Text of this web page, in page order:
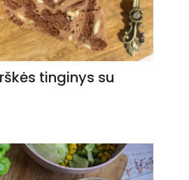
tinginys su